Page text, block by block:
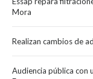
Mora
Realizan cambios de
Audiencia pública con